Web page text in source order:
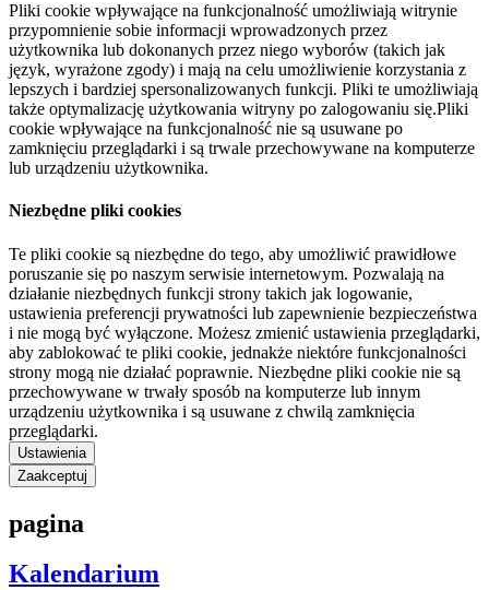
Pliki cookie wpływające na funkcjonalność umożliwiają witrynie
przypomnienie sobie informacji wprowadzonych przez
użytkownika lub dokonanych przez niego wyborów (takich jak
język, wyrażone zgody) i mają na celu umożliwienie korzystania z
lepszych i bardziej spersonalizowanych funkcji. Pliki te umożliwiają
także optymalizację użytkowania witryny po zalogowaniu się.Pliki
cookie wpływające na funkcjonalność nie są usuwane po
zamknięciu przeglądarki i są trwale przechowywane na komputerze
lub urządzeniu użytkownika.
Niezbędne pliki cookies
Te pliki cookie są niezbędne do tego, aby umożliwić prawidłowe
poruszanie się po naszym serwisie internetowym. Pozwalają na
działanie niezbędnych funkcji strony takich jak logowanie,
ustawienia preferencji prywatności lub zapewnienie bezpieczeństwa
i nie mogą być wyłączone. Możesz zmienić ustawienia przeglądarki,
aby zablokować te pliki cookie, jednakże niektóre funkcjonalności
strony mogą nie działać poprawnie. Niezbędne pliki cookie nie są
przechowywane w trwały sposób na komputerze lub innym
urządzeniu użytkownika i są usuwane z chwilą zamknięcia
przeglądarki.
Ustawienia
Zaakceptuj
pagina
Kalendarium